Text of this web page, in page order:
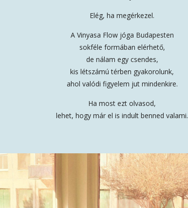
Elég, ha megérkezel.
A Vinyasa Flow jóga Budapesten
sokféle formában elérhető,
de nálam egy csendes,
kis létszámú térben gyakorolunk,
ahol valódi figyelem jut mindenkire.
Ha most ezt olvasod,
lehet, hogy már el is indult benned valami.